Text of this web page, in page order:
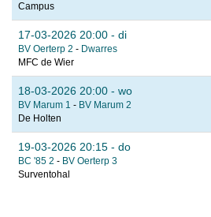
Campus
17-03-2026 20:00 - di
BV Oerterp 2 - Dwarres
MFC de Wier
18-03-2026 20:00 - wo
BV Marum 1 - BV Marum 2
De Holten
19-03-2026 20:15 - do
BC '85 2 - BV Oerterp 3
Surventohal